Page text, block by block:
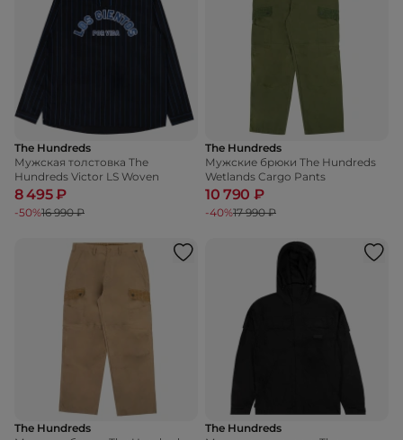
The Hundreds
Мужская толстовка The
Hundreds Victor LS Woven
8 495 ₽
-50%16 990 ₽
The Hundreds
Мужские брюки The Hundreds
Wetlands Cargo Pants
10 790 ₽
-40%17 990 ₽
The Hundreds
The Hundreds